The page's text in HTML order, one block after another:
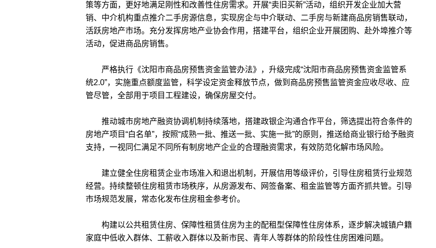
策等方面，更好地满足刚性和改善性住房需求。开展“卖旧买新”活动，组织开发企业加大营
销、中介机构重点推介二手房源信息，实现房企与中介联动、二手房与新建商品房销售联动，
活跃房地产市场。充分发挥房地产业协会作用，搭建平台，组织企业开展团购、赴外埠推介等
活动，促进商品房销售。
严格执行《沈阳市商品房预售资金监管办法》，升级完成“沈阳市商品房预售资金监管系
统2.0”，实施重点额度监管，科学设定资金释放节点，做到商品房预售监管资金应收尽收、应
管尽管，全部用于项目工程建设，确保房屋交付。
推动城市房地产融资协调机制持续落地，搭建政银企沟通合作平台，筛选提出符合条件的
房地产项目“白名单”，按照“成熟一批、推送一批、实施一批”的原则，推送给商业银行给予融资
支持，一视同仁满足不同所有制房地产企业的合理融资需求，有效防范化解市场风险。
建立健全住房租赁企业市场准入和退出机制，开展信用等级评价，引导住房租赁行业规范
经营。持续整顿住房租赁市场秩序，从房源发布、网签备案、租金监管等方面齐抓共管。引导
市场规范发展，常态化发布住房租金参考价。
构建以公共租赁住房、保障性租赁住房为主的配租型保障性住房体系，逐步解决城镇户籍
家庭中低收入群体、工薪收入群体以及新市民、青年人等群体的阶段性住房困难问题。